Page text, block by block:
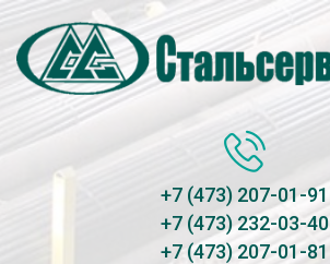
+7 (473) 207-01-91
+7 (473) 232-03-40
+7 (473) 207-01-81